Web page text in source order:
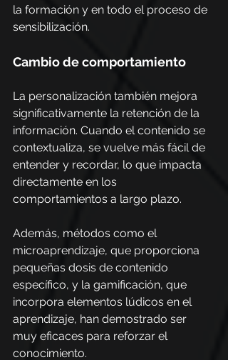
la formación y en todo el proceso de
sensibilización.
Cambio de comportamiento
La personalización también mejora
significativamente la retención de la
información. Cuando el contenido se
contextualiza, se vuelve más fácil de
entender y recordar, lo que impacta
directamente en los
comportamientos a largo plazo.
Además, métodos como el
microaprendizaje, que proporciona
pequeñas dosis de contenido
específico, y la gamificación, que
incorpora elementos lúdicos en el
aprendizaje, han demostrado ser
muy eficaces para reforzar el
conocimiento.